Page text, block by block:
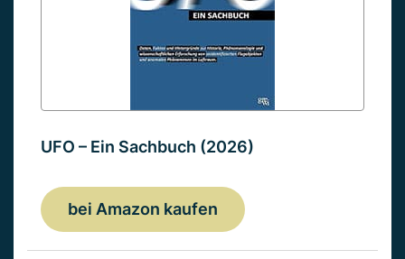
UFO – Ein Sachbuch (2026)
bei Amazon kaufen